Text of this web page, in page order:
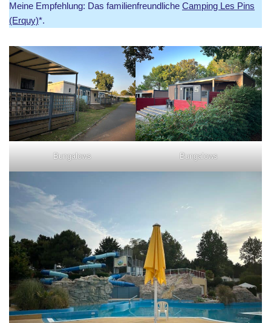
Meine Empfehlung: Das familienfreundliche Camping Les Pins
(Erquy)*.
Bungalows Bungalows